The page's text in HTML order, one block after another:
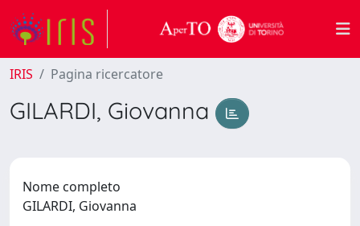
IRIS Pagina ricercatore
GILARDI, Giovanna
Nome completo
GILARDI, Giovanna